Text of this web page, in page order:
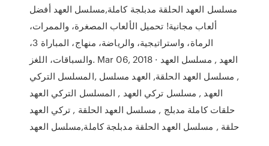
مسلسل العهد الحلقة مدبلجة كاملة,مسلسل العهد أفضل
ألعاب مجانية! تحميل الألعاب المصغرة، والممرات،
الرماة، واستراتيجية، والرياضة، منهاج، المباراة 3،
والسباقات، اللغز. Mar 06, 2018 · العهد , مسلسل العهد
, مسلسل العهد الحلقة, العهد مسلسل ,المسلسل التركي
العهد , مسلسل تركي العهد , المسلسل التركي العهد
حلقات كاملة مدبلج , مسلسل العهد الحلقة , تركي العهد
حلقة , مسلسل العهد الحلقة مدبلجة كاملة,مسلسل العهد